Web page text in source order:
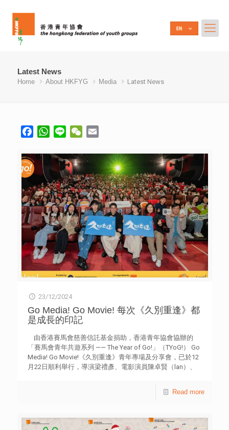
Latest News
Home About HKFYG Media Latest News
FacebookWhatsApp
Line WeChat
23/12/2024
Go Media! Go Movie! 每次《久別重逢》都
是成長的印記
由香港賽馬會慈善信託基金捐助，香港青年協會協辦的
「賽馬會青年共遊系列 —— The Year of Go!」（TYoG!） Go
Media! Go Movie!《久別重逢》青年專場及分享會，已於12
月22日順利舉行，導演梁禮彥、電影演員陳卓賢（lan）、
程，正正是因為遙遠，所以夢想才被稱為「夢想」。所以追
及有些青年面對長輩時，該如何分享自己夢想，她表示：
Read more